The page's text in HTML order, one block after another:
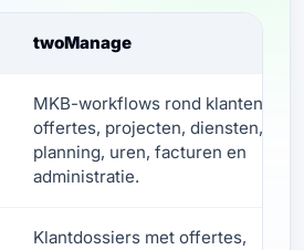
twoManage
MKB-workflows rond klanten,
offertes, projecten, diensten,
planning, uren, facturen en
administratie.
Klantdossiers met offertes,